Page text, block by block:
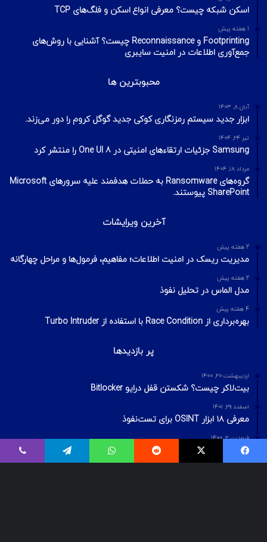
اسکن شبکه چیست؟ معرفی انواع اسکن و فلگ‌های TCP
1 هفته پیش
Footprinting و Reconnaissance چیست؟ آشنایی با روش‌های
جمع‌آوری اطلاعات در امنیت سایبری
محبوبترین ها
آبان ۸, ۱۴۰۳
ابزار جدید سیستم رمزنگاری کوکی جدید گوگل کروم را دور می‌زند.
تیر ۲۴, ۱۴۰۴
Samsung جزئیات ارتقاءهای امنیتی در One UI 8 را منتشر کرد
مرداد ۱۸, ۱۴۰۴
گروه‌های Ransomware به حملات هدفمند علیه سرورهای Microsoft
SharePoint پیوستند.
آخرین ویرایشات
2 هفته پیش
مدیریت ریسک در امنیت اطلاعات؛ مفاهیم، فرمول‌ها و مراحل چهارگانه
2 هفته پیش
مدل الماس در تحلیل نفوذ
4 هفته پیش
بهره‌برداری از Race Condition با استفاده از Turbo Intruder
پر بازدیدها
اردیبهشت ۲۰, ۱۴۰۰
بیت‌لاکر چیست؟ شکستن قفل درایو Bitlocker
اسفند ۲۹, ۱۴۰۱
معرفی ۱۸ ابزار OSINT برای تست‌نفوذ
فروردین ۲, ۱۴۰۰
درآمد و بازارکار متخصصان شبکه و امنیت شبکه، در ایران و جهان